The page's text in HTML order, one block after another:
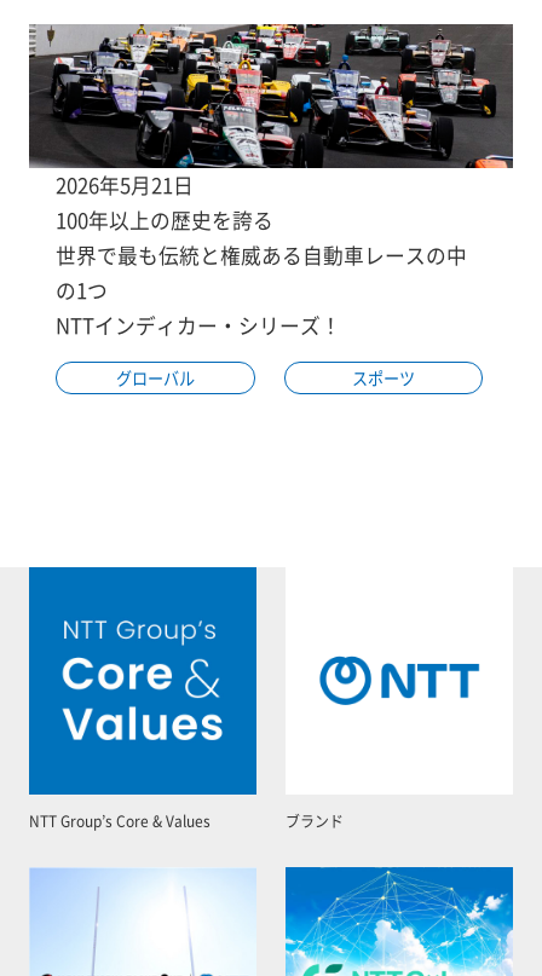
2026年5月21日
100年以上の歴史を誇る
世界で最も伝統と権威ある自動車レースの中
の1つ
NTTインディカー・シリーズ！
グローバル スポーツ
NTT Group’s Core & Values ブランド